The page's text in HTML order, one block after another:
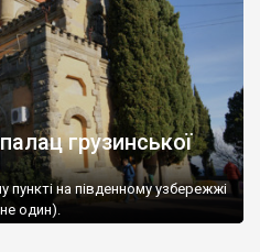
грузинської
на південному узбережжі
один).